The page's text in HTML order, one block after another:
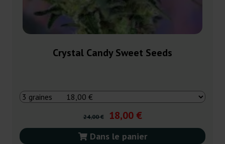
Crystal Candy Sweet Seeds
24,00 € 18,00 €
Dans le panier